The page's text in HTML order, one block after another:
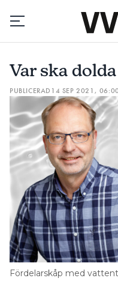
Prenumerera
Hantera
Lediga jobb
Annonsera
Läs E-
Om tidningen
Kontakt
Information om GDPR
Var ska
PUBLICERAD 14 SEP 2021, 06:00
Fördelarskåp med
VAR SKA DOLDA FOGAR